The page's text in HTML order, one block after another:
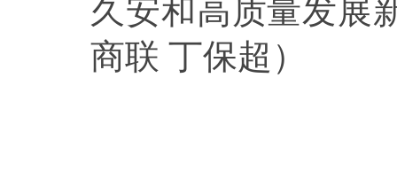
久安和高质量发展
商联 丁保超）